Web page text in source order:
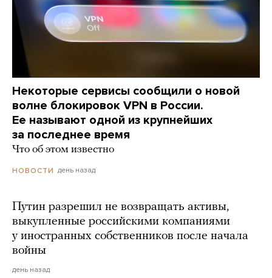
Некоторые сервисы сообщили о новой
волне блокировок VPN в России.
Ее называют одной из крупнейших
за последнее время
Что об этом известно
НОВОСТИ день назад
Путин разрешил не возвращать активы,
выкупленные российскими компаниями
у иностранных собственников после начала
войны
день назад